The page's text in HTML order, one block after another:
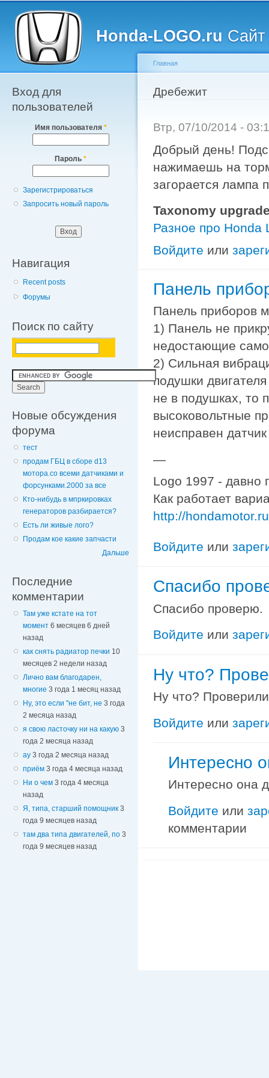
Honda-LOGO.ru Сайт
Главное меню
Вход для
пользователей
Имя пользователя *
Пароль *
Зарегистрироваться
Запросить новый пароль
Навигация
Recent posts
Форумы
Поиск по сайту
Новые обсуждения
форума
тест
продам ГБЦ в сборе d13
мотора.со всеми датчиками и
форсунками.2000 за все
Кто-нибудь в мпркировках
генераторов разбирается?
Есть ли живые лого?
Продам кое какие запчасти
Дальше
Последние
комментарии
Там уже кстате на тот
момент 6 месяцев 6 дней
назад
как снять радиатор печки 10
месяцев 2 недели назад
Лично вам благодарен,
многие 3 года 1 месяц назад
Ну, это если "не бит, не 3 года
2 месяца назад
я свою ласточку ни на какую 3
года 2 месяца назад
ау 3 года 2 месяца назад
приём 3 года 4 месяца назад
Ни о чем 3 года 4 месяца
назад
Я, типа, старший помощник 3
года 9 месяцев назад
там два типа двигателей, по 3
года 9 месяцев назад
Вы здесь
Главная
Дребежит
Втр, 07/10/2014 -
Добрый день!
нажимаешь на
загорается лампа
Taxonomy
Разное про Honda
Войдите или
Панель
Панель приборов
1) Панель не
недостающие
2) Сильная
подушки
не в подушках, то
высоковольтные
неисправен
—
Logo 1997 - давно
Как работает
http://
Войдите или
Спасибо
Спасибо проверю.
Войдите или
Ну что?
Ну что?
Войдите или
Интересно
Интересно она
Войдите или
комментарии